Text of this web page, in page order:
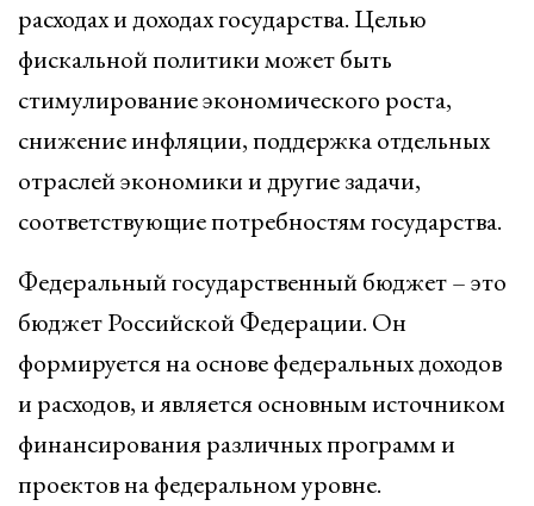
расходах и доходах государства. Целью
фискальной политики может быть
стимулирование экономического роста,
снижение инфляции, поддержка отдельных
отраслей экономики и другие задачи,
соответствующие потребностям государства.
Федеральный государственный бюджет – это
бюджет Российской Федерации. Он
формируется на основе федеральных доходов
и расходов, и является основным источником
финансирования различных программ и
проектов на федеральном уровне.